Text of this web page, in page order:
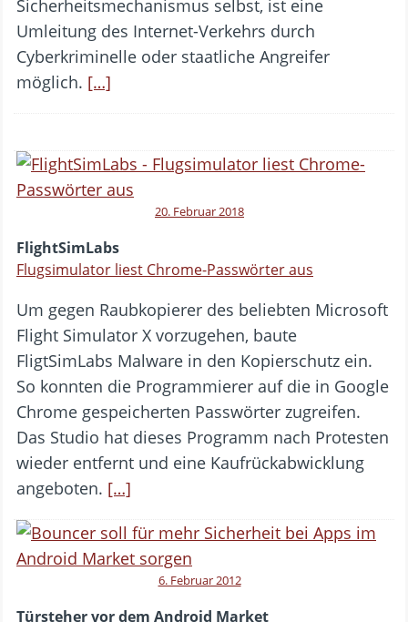
Sicherheitsmechanismus selbst, ist eine
Umleitung des Internet-Verkehrs durch
Cyberkriminelle oder staatliche Angreifer
möglich. […]
20. Februar 2018
FlightSimLabs
Flugsimulator liest Chrome-Passwörter aus
Um gegen Raubkopierer des beliebten Microsoft
Flight Simulator X vorzugehen, baute
FligtSimLabs Malware in den Kopierschutz ein.
So konnten die Programmierer auf die in Google
Chrome gespeicherten Passwörter zugreifen.
Das Studio hat dieses Programm nach Protesten
wieder entfernt und eine Kaufrückabwicklung
angeboten. […]
6. Februar 2012
Türsteher vor dem Android Market